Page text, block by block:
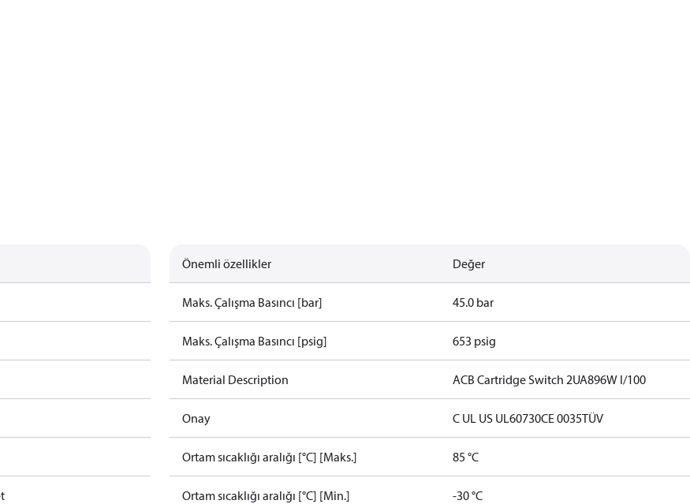
Önemli özellikler Değer
Maks. Çalışma Basıncı [bar] 45.0 bar
Maks. Çalışma Basıncı [psig] 653 psig
Material Description ACB Cartridge Switch 2UA896W I/100
Onay C UL US UL60730CE 0035TÜV
Ortam sıcaklığı aralığı [°C] [Maks.] 85 °C
Ortam sıcaklığı aralığı [°C] [Min.] -30 °C